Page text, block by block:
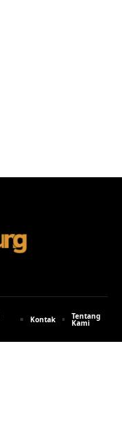
Kontak Tentang
Kami